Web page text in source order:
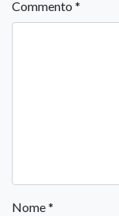
Commento *
Nome*